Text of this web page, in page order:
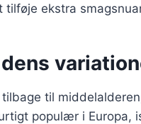
ekstra
til
populær i Europa,